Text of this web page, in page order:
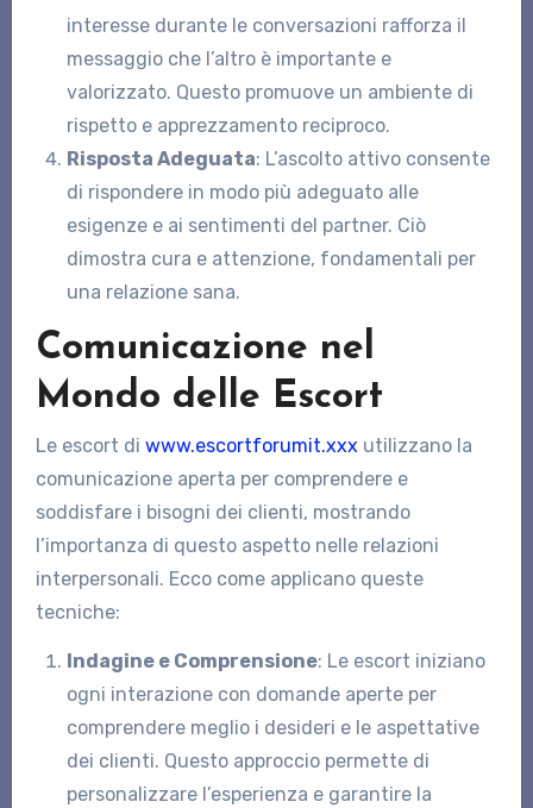
interesse durante le conversazioni rafforza il
messaggio che l’altro è importante e
valorizzato. Questo promuove un ambiente di
rispetto e apprezzamento reciproco.
Risposta Adeguata: L’ascolto attivo consente
di rispondere in modo più adeguato alle
esigenze e ai sentimenti del partner. Ciò
dimostra cura e attenzione, fondamentali per
una relazione sana.
Comunicazione nel
Mondo delle Escort
Le escort di www.escortforumit.xxx utilizzano la
comunicazione aperta per comprendere e
soddisfare i bisogni dei clienti, mostrando
l’importanza di questo aspetto nelle relazioni
interpersonali. Ecco come applicano queste
tecniche:
Indagine e Comprensione: Le escort iniziano
ogni interazione con domande aperte per
comprendere meglio i desideri e le aspettative
dei clienti. Questo approccio permette di
personalizzare l’esperienza e garantire la